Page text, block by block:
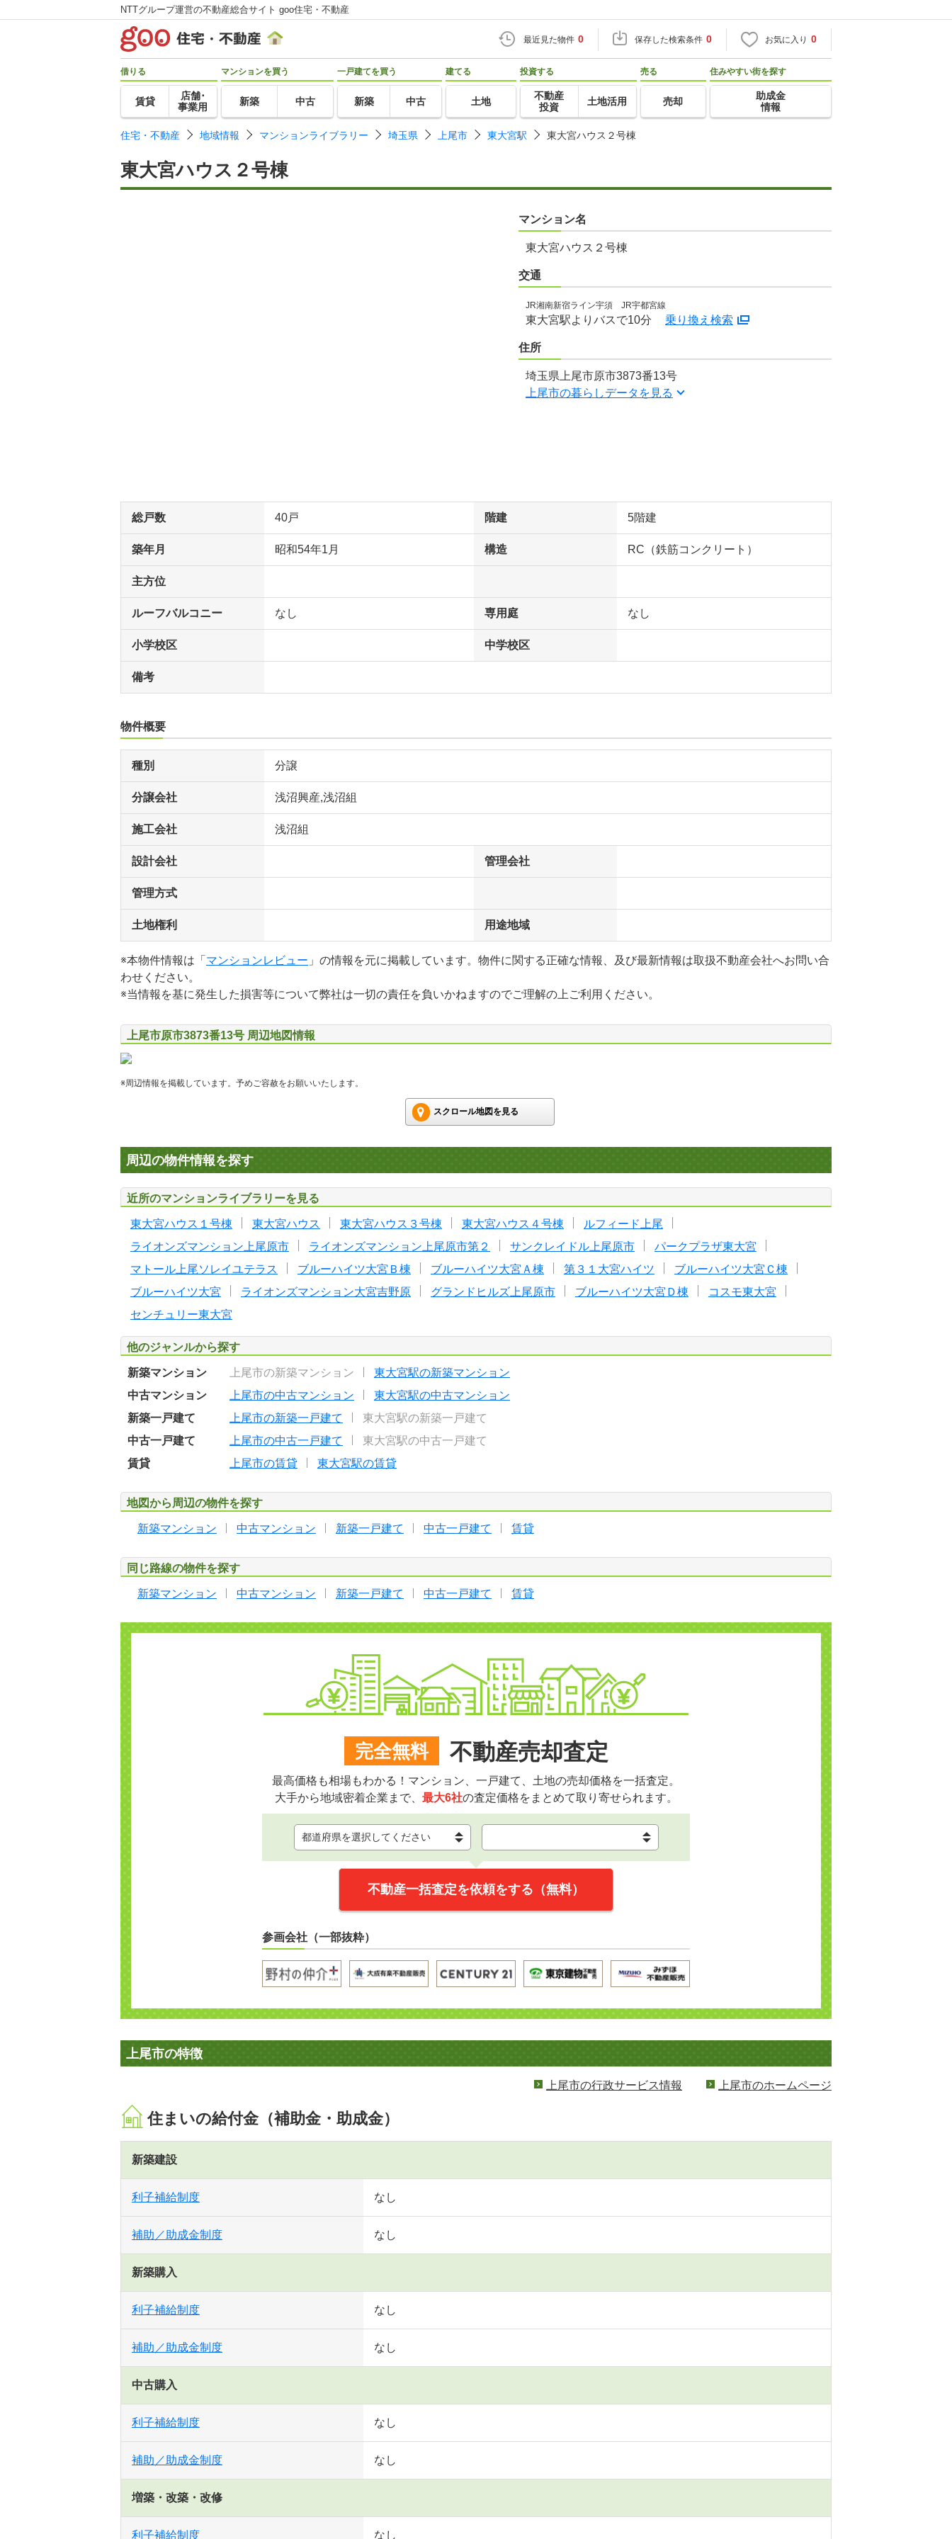
NTTグループ運営の不動産総合サイト goo住宅・不動産
最近見た物件 0 保存した検索条件 0 お気に入り 0
借りる
賃貸
店舗･
事業用
マンションを買う
新築 中古
一戸建てを買う
新築 中古
建てる
土地
投資する
不動産
投資
土地活用
売る
売却
住みやすい街を探す
助成金
情報
住宅・不動産 地域情報 マンションライブラリー 埼玉県 上尾市 東大宮駅 東大宮ハウス２号棟
東大宮ハウス２号棟
マンション名
東大宮ハウス２号棟
交通
JR湘南新宿ライン宇須 JR宇都宮線
東大宮駅よりバスで10分 乗り換え検索
住所
埼玉県上尾市原市3873番13号
上尾市の暮らしデータを見る
総戸数 40戸 階建 5階建
築年月 昭和54年1月 構造 RC（鉄筋コンクリート）
主方位
ルーフバルコニー なし 専用庭 なし
小学校区 中学校区
備考
物件概要
種別 分譲
分譲会社 浅沼興産,浅沼組
施工会社 浅沼組
設計会社 管理会社
管理方式
土地権利 用途地域
※本物件情報は「 マンションレビュー 」の情報を元に掲載しています。物件に関する正確な情報、及び最新情報は取扱不動産会社へお問い合
わせください。
※当情報を基に発生した損害等について弊社は一切の責任を負いかねますのでご理解の上ご利用ください。
上尾市原市3873番13号 周辺地図情報
※周辺情報を掲載しています。予めご容赦をお願いいたします。
スクロール地図を見る
周辺の物件情報を探す
近所のマンションライブラリーを見る
東大宮ハウス１号棟 東大宮ハウス 東大宮ハウス３号棟 東大宮ハウス４号棟
ルフィード上尾
ライオンズマンション上尾原市
ライオンズマンション上尾原市第２ サンクレイドル上尾原市
パークプラザ東大宮
マトール上尾ソレイユテラス
ブルーハイツ大宮Ｂ棟 ブルーハイツ大宮Ａ棟 第３１大宮ハイツ
ブルーハイツ大宮Ｃ棟
ブルーハイツ大宮
ライオンズマンション大宮吉野原 グランドヒルズ上尾原市 ブルーハイツ大宮Ｄ棟
コスモ東大宮
センチュリー東大宮
他のジャンルから探す
新築マンション 上尾市の新築マンション
東大宮駅の新築マンション
中古マンション
上尾市の中古マンション
東大宮駅の中古マンション
新築一戸建て
上尾市の新築一戸建て
東大宮駅の新築一戸建て
中古一戸建て
上尾市の中古一戸建て
東大宮駅の中古一戸建て
賃貸
上尾市の賃貸 東大宮駅の賃貸
地図から周辺の物件を探す
新築マンション 中古マンション 新築一戸建て 中古一戸建て 賃貸
同じ路線の物件を探す
新築マンション 中古マンション 新築一戸建て 中古一戸建て 賃貸
完全無料 不動産売却査定
最高価格も相場もわかる！マンション、一戸建て、土地の売却価格を一括査定。
大手から地域密着企業まで、 最大6社の査定価格をまとめて取り寄せられます。
不動産一括査定を依頼をする（無料）
参画会社（一部抜粋）
上尾市の特徴
上尾市の行政サービス情報 上尾市のホームページ
住まいの給付金（補助金・助成金）
新築建設
利子補給制度 なし
補助／助成金制度 なし
新築購入
利子補給制度 なし
補助／助成金制度 なし
中古購入
利子補給制度 なし
補助／助成金制度 なし
増築・改築・改修
利子補給制度 なし